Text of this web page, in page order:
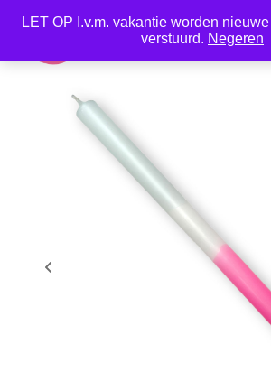
LET OP I.v.m. vakantie worden
verstuurd. Negeren